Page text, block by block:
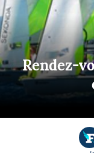
Rendez-